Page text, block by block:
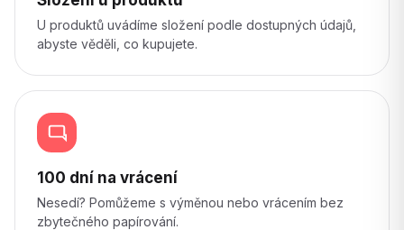
U produktů uvádíme složení podle dostupných údajů,
abyste věděli, co kupujete.
100 dní na vrácení
Nesedí? Pomůžeme s výměnou nebo vrácením bez
zbytečného papírování.